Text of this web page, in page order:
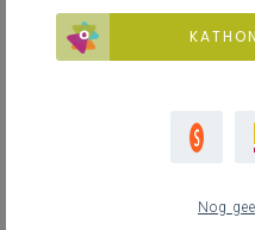
Download het
Nog